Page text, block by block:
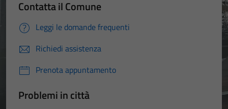
Contatta il Comune
Leggi le domande frequenti
Richiedi assistenza
Prenota appuntamento
Problemi in città